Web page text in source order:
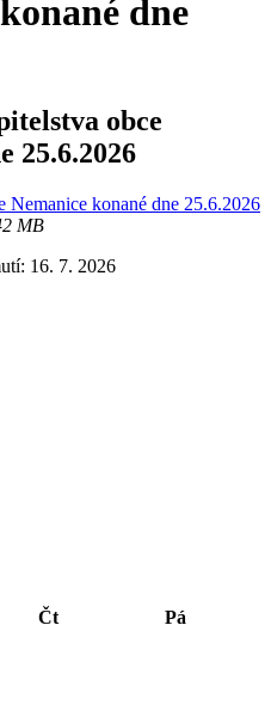
dne
obce
25.6.2026
Nemanice konané dne 25.6.2026
MB
16. 7. 2026
Čt Pá